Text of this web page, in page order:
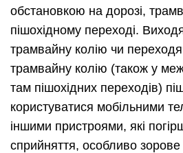
обстановкою на дорозі,
пішохідному переході.
трамвайну колію чи
трамвайну колію (також у
там пішохідних переходів)
користуватися мобільними
іншими пристроями, які
сприйняття, особливо